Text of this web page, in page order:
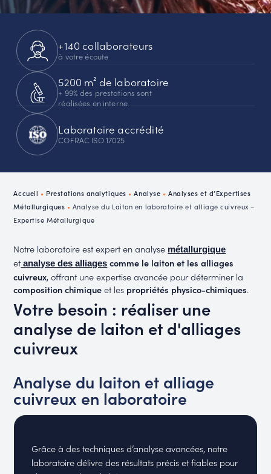
+140 collaborateurs
à votre écoute
5200 m² de laboratoire
+ 99% des prestations sont
réalisées en interne
Laboratoire accrédité
COFRAC ISO 17025
Accueil • Prestations analytiques •Analyse • Analyses et d’Expertises
Métallurgiques • Analyse du Laiton en laboratoire et alliage cuivreux –
Expertise Métallurgique
Notre laboratoire est expert en analyse métallurgique
et analyse des alliages comme le laiton et les alliages
cuivreux, offrant une expertise avancée pour déterminer la
composition chimiqueet les propriétés physico-chimiques.
Votre besoin : réaliser une
analyse de laiton et d'alliages
cuivreux
Analyse du laiton et alliage
cuivreux en laboratoire
Grâce à des techniques d’analyse avancées, notre
laboratoire délivre des résultats précis et fiables pour